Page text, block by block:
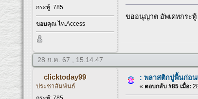
กระทู้: 785
ขอบคุณ ไท.Access
ขออนุญาต อัพเดทกระทู้
28 ก.ค. 67 , 15:14:47
clicktoday99
ประชาสัมพันธ์
: พลาสติกปูพื้นก่อน
« ตอบกลับ #85 เมื่อ: